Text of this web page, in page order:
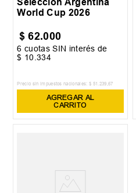
Selección Argentina
World Cup 2026
$ 62.000
6 cuotas SIN interés de
$ 10.334
Precio sin impuestos nacionales: $ 51 .239 ,67
AGREGAR AL
CARRITO